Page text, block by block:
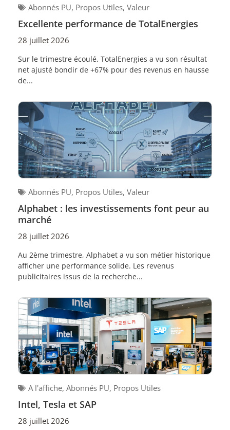
Abonnés PU, Propos Utiles, Valeur
Excellente performance de TotalEnergies
28 juillet 2026
Sur le trimestre écoulé, TotalEnergies a vu son résultat
net ajusté bondir de +67% pour des revenus en hausse
de...
Abonnés PU, Propos Utiles, Valeur
Alphabet : les investissements font peur au
marché
28 juillet 2026
Au 2ème trimestre, Alphabet a vu son métier historique
afficher une performance solide. Les revenus
publicitaires issus de la recherche...
A l'affiche, Abonnés PU, Propos Utiles
Intel, Tesla et SAP
28 juillet 2026